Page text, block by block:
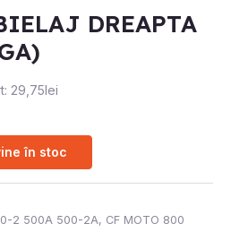
DREAPTA
29,75lei
în stoc
2 500A 500-2A, CF MOTO 800